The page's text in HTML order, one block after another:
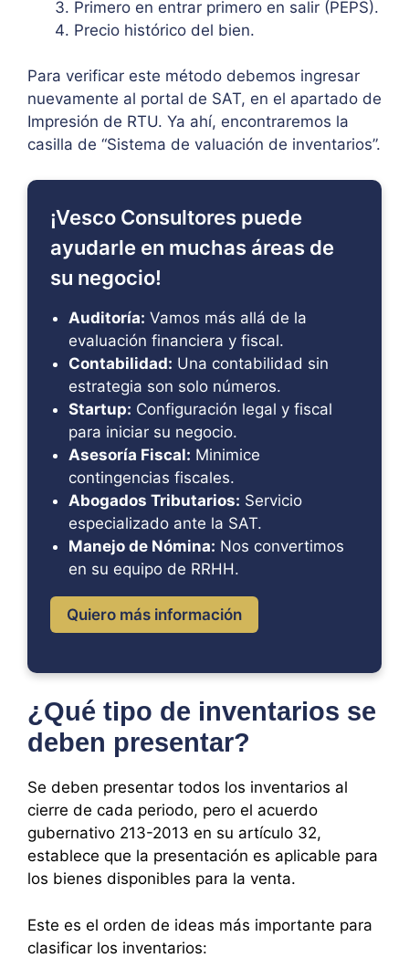
Primero en entrar primero en salir (PEPS).
Precio histórico del bien.
Para verificar este método debemos ingresar
nuevamente al portal de SAT, en el apartado de
Impresión de RTU. Ya ahí, encontraremos la
casilla de “Sistema de valuación de inventarios”.
¡Vesco Consultores puede
ayudarle en muchas áreas de
su negocio!
Auditoría: Vamos más allá de la
evaluación financiera y fiscal.
Contabilidad: Una contabilidad sin
estrategia son solo números.
Startup: Configuración legal y fiscal
para iniciar su negocio.
Asesoría Fiscal: Minimice
contingencias fiscales.
Abogados Tributarios: Servicio
especializado ante la SAT.
Manejo de Nómina: Nos convertimos
en su equipo de RRHH.
Quiero más información
¿Qué tipo de inventarios se
deben presentar?
Se deben presentar todos los inventarios al
cierre de cada periodo, pero el acuerdo
gubernativo 213-2013 en su artículo 32,
establece que la presentación es aplicable para
los bienes disponibles para la venta.
Este es el orden de ideas más importante para
clasificar los inventarios: